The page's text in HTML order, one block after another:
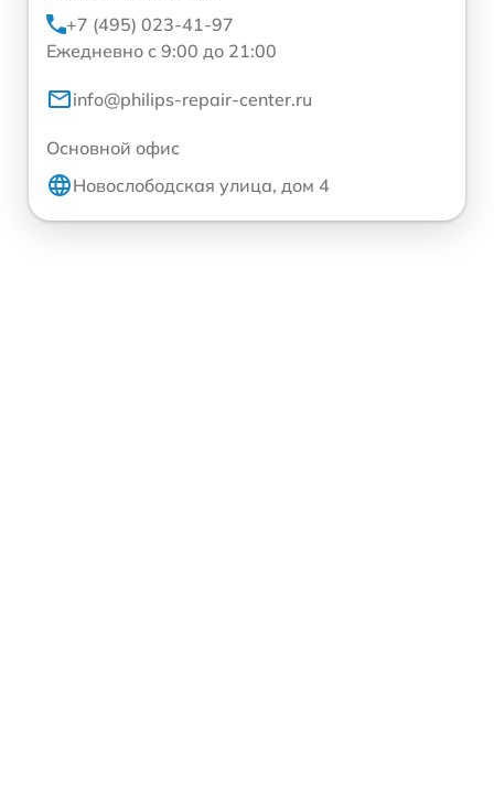
+7 (495) 023-41-97
Ежедневно с 9:00 до 21:00
info@philips-repair-center.ru
Основной офис
Новослободская улица, дом 4